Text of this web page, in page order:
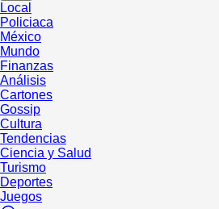
Local
Policiaca
México
Mundo
Finanzas
Análisis
Cartones
Gossip
Cultura
Tendencias
Ciencia y Salud
Turismo
Deportes
Juegos